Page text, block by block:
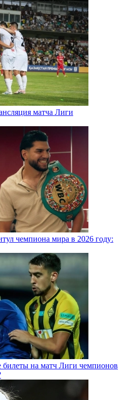
матча Лиги
чемпиона мира в 2026 году:
билеты на матч Лиги чемпионов